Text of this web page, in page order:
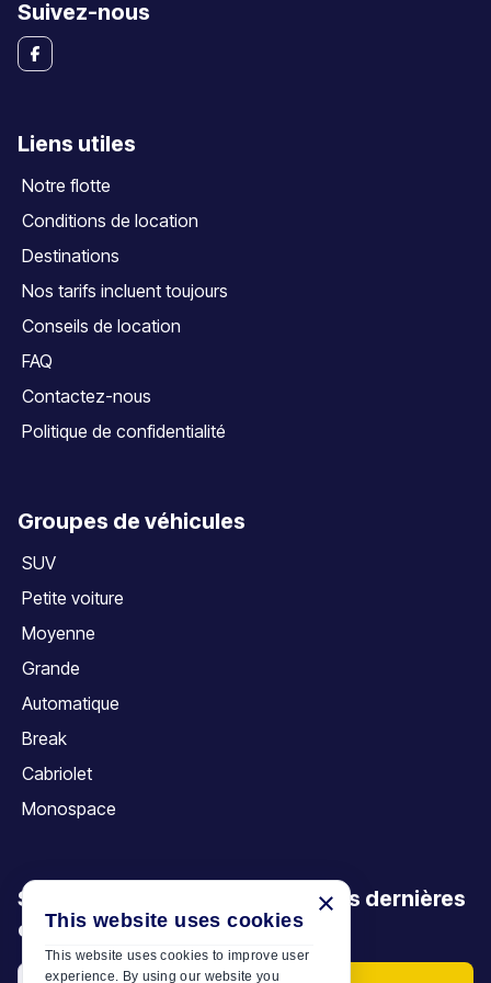
Suivez-nous
Liens utiles
Notre flotte
Conditions de location
Destinations
Nos tarifs incluent toujours
Conseils de location
FAQ
Contactez-nous
Politique de confidentialité
Groupes de véhicules
SUV
Petite voiture
Moyenne
Grande
Automatique
Break
Cabriolet
Monospace
Soyez le premier à découvrir nos dernières
offres, promotions et articles
×
This website uses cookies
This website uses cookies to improve user
experience. By using our website you